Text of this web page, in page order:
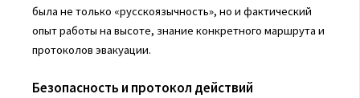
была не только «русскоязычность», но и фактический
опыт работы на высоте, знание конкретного маршрута и
протоколов эвакуации.
Безопасность и протокол действий